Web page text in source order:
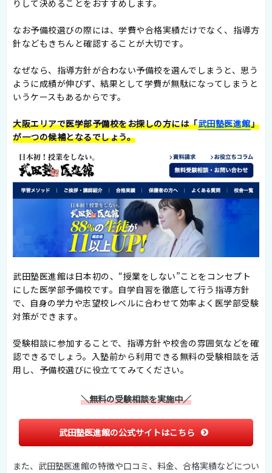
りして決めることをおすすめします。
なお予備校選びの際には、学費や合格実績だけでなく、指導方
針などもきちんと確認することが大切です。
なぜなら、指導方針が合わない予備校を選んでしまうと、思う
ように成績が伸びず、結果として学費が無駄になってしまうと
いうケースもあるからです。
大阪エリアで医学部予備校をお探しの方には「武田塾医進館」
が一つの候補となるでしょう。
武田塾医進館は日本初の、“授業をしない”ことをコンセプト
にした医学部予備校です。自学自習を徹底して行う指導方針
で、自身の学力や志望校レベルに合わせて効率よく医学部受験
対策ができます。
受験相談に参加することで、指導方針や校舎の雰囲気などを確
認できるでしょう。入塾前から利用できる無料の受験相談を活
用し、予備校選びに役立ててみてください。
＼無料の受験相談を実施中／
武田塾医進館の公式サイトはこちら
また、武田塾医進館の特徴や口コミ、料金、合格実績などについ